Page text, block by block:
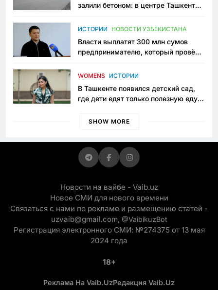
залили бетоном: в центре Ташкента
пространство
ИСТОРИИ НОВОСТИ УЗБЕКИСТАНА
Власти выплатят 300 млн сумов
предпринимателю, который провёл
приговору
WOMENS ИСТОРИИ
В Ташкенте появился детский сад,
где дети едят только полезную еду.
просить «кашу без сахара»
SHOW MORE
Новости на вайбе - Vaib.uz
Новое СМИ для нового времени
Связаться с нами по рекламе и размещению статей -
uzvaib@gmail.com, @VaibikuzBot
Регистрация электронного СМИ: №274375 от 13 мая
2024 года
18+
Реклама На Vaib.uzРедакция Vaib.uz